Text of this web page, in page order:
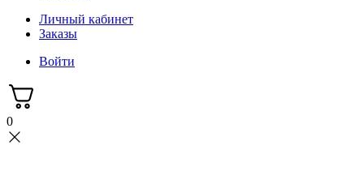
Личный кабинет
Заказы
Войти
0